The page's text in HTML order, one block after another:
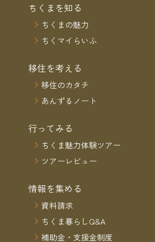
ちくまを知る
ちくまの魅力
ちくマイらいふ
移住を考える
移住のカタチ
あんずるノート
行ってみる
ちくま魅力体験ツアー
ツアーレビュー
情報を集める
資料請求
ちくま暮らしQ&A
補助金・支援金制度